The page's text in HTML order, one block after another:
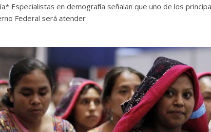
Especialistas en demografía señalan que uno de los
Federal será atender